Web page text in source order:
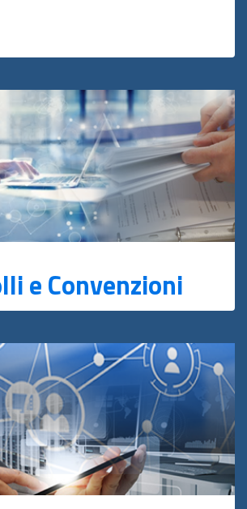
e Convenzioni